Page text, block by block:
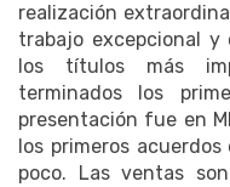
realización
trabajo excepcional y
los títulos más
terminados los
presentación fue en
los primeros
poco. Las ventas